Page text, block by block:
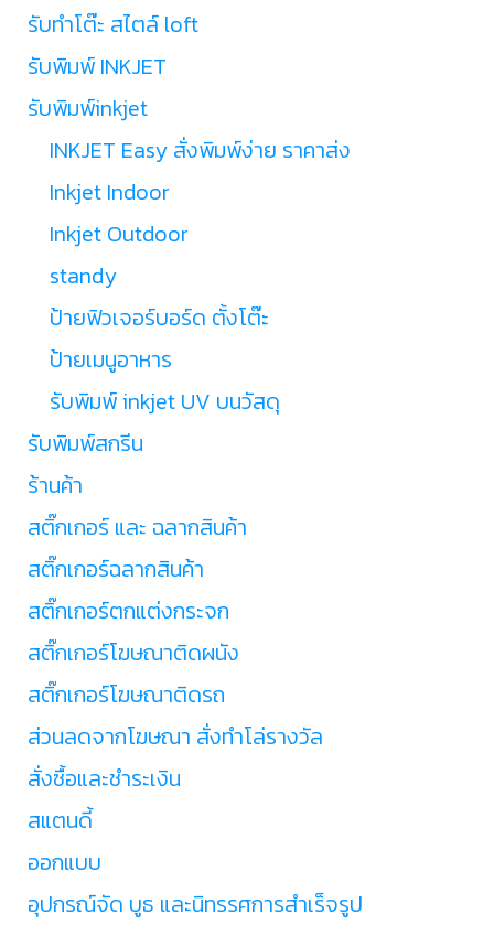
รับทำโต๊ะ สไตล์ loft
รับพิมพ์ INKJET
รับพิมพ์inkjet
INKJET Easy สั่งพิมพ์ง่าย ราคาส่ง
Inkjet Indoor
Inkjet Outdoor
standy
ป้ายฟิวเจอร์บอร์ด ตั้งโต๊ะ
ป้ายเมนูอาหาร
รับพิมพ์ inkjet UV บนวัสดุ
รับพิมพ์สกรีน
ร้านค้า
สติ๊กเกอร์ และ ฉลากสินค้า
สติ๊กเกอร์ฉลากสินค้า
สติ๊กเกอร์ตกแต่งกระจก
สติ๊กเกอร์โฆษณาติดผนัง
สติ๊กเกอร์โฆษณาติดรถ
ส่วนลดจากโฆษณา สั่งทำโล่รางวัล
สั่งซื้อและชำระเงิน
สแตนดี้
ออกแบบ
อุปกรณ์จัด บูธ และนิทรรศการสำเร็จรูป